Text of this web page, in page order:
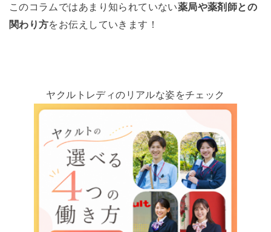
このコラムではあまり知られていない薬局や薬剤師との
関わり方をお伝えしていきます！
ヤクルトレディのリアルな姿をチェック